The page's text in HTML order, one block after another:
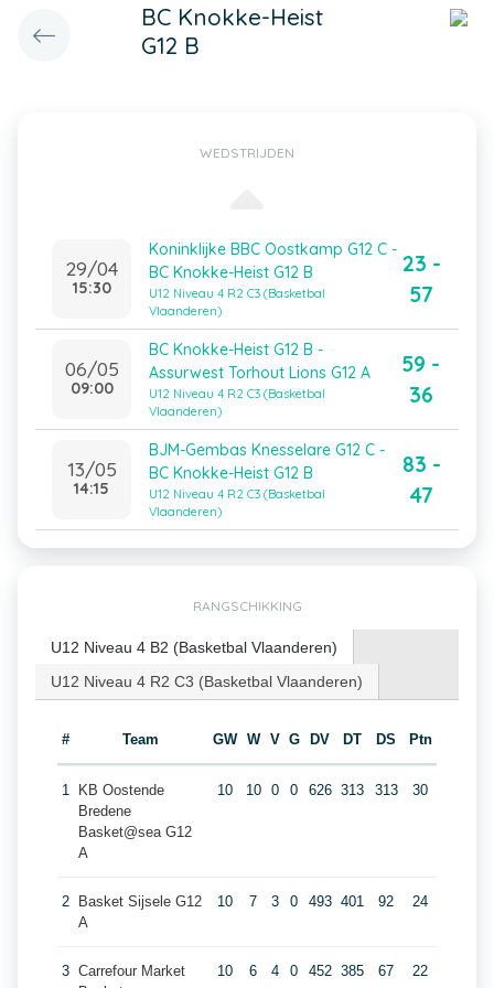
BC Knokke-Heist
G12 B
WEDSTRIJDEN
29/04
15:30
Koninklijke BBC Oostkamp G12 C -
BC Knokke-Heist G12 B
U12 Niveau 4 R2 C3 (Basketbal
Vlaanderen)
23 -
57
06/05
09:00
BC Knokke-Heist G12 B -
Assurwest Torhout Lions G12 A
U12 Niveau 4 R2 C3 (Basketbal
Vlaanderen)
59 -
36
13/05
14:15
BJM-Gembas Knesselare G12 C -
BC Knokke-Heist G12 B
U12 Niveau 4 R2 C3 (Basketbal
Vlaanderen)
83 -
47
RANGSCHIKKING
U12 Niveau 4 B2 (Basketbal Vlaanderen)
U12 Niveau 4 R2 C3 (Basketbal Vlaanderen)
# Team GW W V G DV DT DS Ptn
1
KB Oostende
Bredene
Basket@sea G12
A
10 10 0 0 626 313 313 30
2
Basket Sijsele G12
A
10 7 3 0 493 401 92 24
3 Carrefour Market
10 6 4 0 452 385 67 22